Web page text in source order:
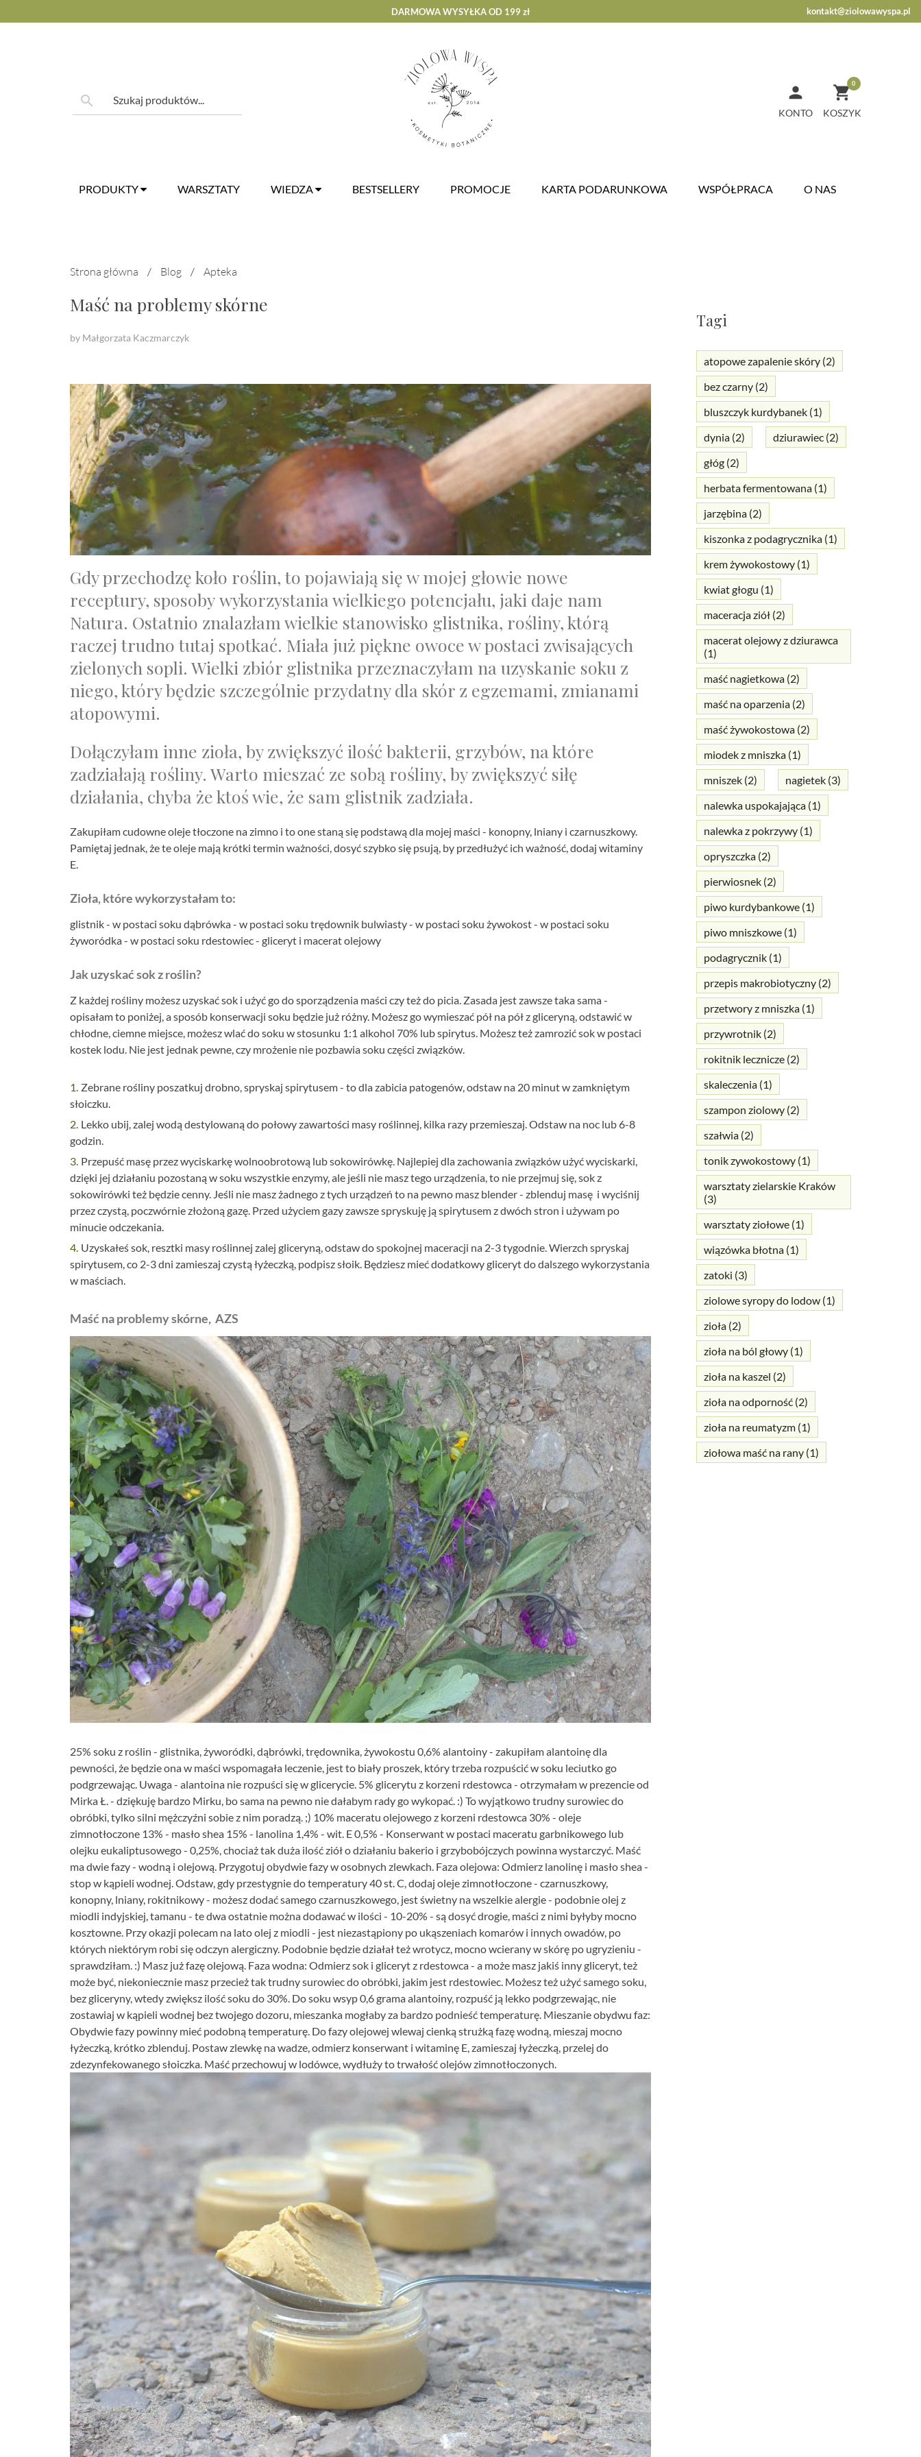
to
DARMOWA WYSYŁKA OD 199 zł kontakt@ziolowawyspa.pl
search 0

KONTO
PRODUKTY WARSZTATY WIEDZA BESTSELLERY PROMOCJE KARTA PODARUNKOWA WSPÓŁPRACA O NAS
Strona główna / Blog / Apteka
Maść na problemy skórne
by Małgorzata Kaczmarczyk
Gdy przechodzę koło roślin, to pojawiają się w mojej głowie nowe
receptury, sposoby wykorzystania wielkiego potencjału, jaki daje nam
Natura. Ostatnio znalazłam wielkie stanowisko glistnika, rośliny, którą
raczej trudno tutaj spotkać. Miała już piękne owoce w postaci zwisających
zielonych sopli. Wielki zbiór glistnika przeznaczyłam na uzyskanie soku z
niego, który będzie szczególnie przydatny dla skór z egzemami, zmianami
atopowymi.
Dołączyłam inne zioła, by zwiększyć ilość bakterii, grzybów, na które
zadziałają rośliny. Warto mieszać ze sobą rośliny, by zwiększyć siłę
działania, chyba że ktoś wie, że sam glistnik zadziała.
Zakupiłam cudowne oleje tłoczone na zimno i to one staną się podstawą dla mojej maści - konopny, lniany i czarnuszkowy.
Pamiętaj jednak, że te oleje mają krótki termin ważności, dosyć szybko się psują, by przedłużyć ich ważność, dodaj witaminy
E.
Zioła, które wykorzystałam to:
glistnik - w postaci soku dąbrówka - w postaci soku trędownik bulwiasty - w postaci soku żywokost - w postaci soku
żyworódka - w postaci soku rdestowiec - gliceryt i macerat olejowy
Jak uzyskać sok z roślin?
Z każdej rośliny możesz uzyskać sok i użyć go do sporządzenia maści czy też do picia. Zasada jest zawsze taka sama -
opisałam to poniżej, a sposób konserwacji soku będzie już różny. Możesz go wymieszać pół na pół z gliceryną, odstawić w
chłodne, ciemne miejsce, możesz wlać do soku w stosunku 1:1 alkohol 70% lub spirytus. Możesz też zamrozić sok w postaci
kostek lodu. Nie jest jednak pewne, czy mrożenie nie pozbawia soku części związków.
Zebrane rośliny poszatkuj drobno, spryskaj spirytusem - to dla zabicia patogenów, odstaw na 20 minut w zamkniętym
słoiczku.
Lekko ubij, zalej wodą destylowaną do połowy zawartości masy roślinnej, kilka razy przemieszaj. Odstaw na noc lub 6-8
godzin.
Przepuść masę przez wyciskarkę wolnoobrotową lub sokowirówkę. Najlepiej dla zachowania związków użyć wyciskarki,
dzięki jej działaniu pozostaną w soku wszystkie enzymy, ale jeśli nie masz tego urządzenia, to nie przejmuj się, sok z
sokowirówki też będzie cenny. Jeśli nie masz żadnego z tych urządzeń to na pewno masz blender - zblenduj masę i wyciśnij
przez czystą, poczwórnie złożoną gazę. Przed użyciem gazy zawsze spryskuję ją spirytusem z dwóch stron i używam po
minucie odczekania.
Uzyskałeś sok, resztki masy roślinnej zalej gliceryną, odstaw do spokojnej maceracji na 2-3 tygodnie. Wierzch spryskaj
spirytusem, co 2-3 dni zamieszaj czystą łyżeczką, podpisz słoik. Będziesz mieć dodatkowy gliceryt do dalszego wykorzystania
w maściach.
Maść na problemy skórne, AZS
25% soku z roślin - glistnika, żyworódki, dąbrówki, trędownika, żywokostu 0,6% alantoiny - zakupiłam alantoinę dla
pewności, że będzie ona w maści wspomagała leczenie, jest to biały proszek, który trzeba rozpuścić w soku leciutko go
podgrzewając. Uwaga - alantoina nie rozpuści się w glicerycie. 5% glicerytu z korzeni rdestowca - otrzymałam w prezencie od
Mirka Ł. - dziękuję bardzo Mirku, bo sama na pewno nie dałabym rady go wykopać. :) To wyjątkowo trudny surowiec do
obróbki, tylko silni mężczyźni sobie z nim poradzą. ;) 10% maceratu olejowego z korzeni rdestowca 30% - oleje
zimnotłoczone 13% - masło shea 15% - lanolina 1,4% - wit. E 0,5% - Konserwant w postaci maceratu garbnikowego lub
olejku eukaliptusowego - 0,25%, chociaż tak duża ilość ziół o działaniu bakerio i grzybobójczych powinna wystarczyć. Maść
ma dwie fazy - wodną i olejową. Przygotuj obydwie fazy w osobnych zlewkach. Faza olejowa: Odmierz lanolinę i masło shea -
stop w kąpieli wodnej. Odstaw, gdy przestygnie do temperatury 40 st. C, dodaj oleje zimnotłoczone - czarnuszkowy,
konopny, lniany, rokitnikowy - możesz dodać samego czarnuszkowego, jest świetny na wszelkie alergie - podobnie olej z
miodli indyjskiej, tamanu - te dwa ostatnie można dodawać w ilości - 10-20% - są dosyć drogie, maści z nimi byłyby mocno
kosztowne. Przy okazji polecam na lato olej z miodli - jest niezastąpiony po ukąszeniach komarów i innych owadów, po
których niektórym robi się odczyn alergiczny. Podobnie będzie działał też wrotycz, mocno wcierany w skórę po ugryzieniu -
sprawdziłam. :) Masz już fazę olejową. Faza wodna: Odmierz sok i gliceryt z rdestowca - a może masz jakiś inny gliceryt, też
może być, niekoniecznie masz przecież tak trudny surowiec do obróbki, jakim jest rdestowiec. Możesz też użyć samego soku,
bez gliceryny, wtedy zwiększ ilość soku do 30%. Do soku wsyp 0,6 grama alantoiny, rozpuść ją lekko podgrzewając, nie
zostawiaj w kąpieli wodnej bez twojego dozoru, mieszanka mogłaby za bardzo podnieść temperaturę. Mieszanie obydwu faz:
Obydwie fazy powinny mieć podobną temperaturę. Do fazy olejowej wlewaj cienką strużką fazę wodną, mieszaj mocno
łyżeczką, krótko zblenduj. Postaw zlewkę na wadze, odmierz konserwant i witaminę E, zamieszaj łyżeczką, przelej do
zdezynfekowanego słoiczka. Maść przechowuj w lodówce, wydłuży to trwałość olejów zimnotłoczonych.
Tagi
atopowe zapalenie skóry(2)
bez czarny(2)
bluszczyk kurdybanek(1)
dynia(2) dziurawiec(2)
głóg(2)
herbata fermentowana(1)
jarzębina(2)
kiszonka z podagrycznika(1)
krem żywokostowy(1)
kwiat głogu (1)
maceracja ziół(2)
macerat olejowy z dziurawca
(1)
maść nagietkowa(2)
maść na oparzenia(2)
maść żywokostowa(2)
miodek z mniszka(1)
mniszek(2) nagietek(3)
nalewka uspokajająca(1)
nalewka z pokrzywy(1)
opryszczka(2)
pierwiosnek(2)
piwo kurdybankowe(1)
piwo mniszkowe(1)
podagrycznik(1)
przepis makrobiotyczny(2)
przetwory z mniszka(1)
przywrotnik(2)
rokitnik lecznicze(2)
skaleczenia(1)
szampon ziolowy(2)
szałwia(2)
tonik zywokostowy(1)
warsztaty zielarskie Kraków
(3)
warsztaty ziołowe(1)
wiązówka błotna(1)
zatoki (3)
ziolowe syropy do lodow(1)
zioła(2)
zioła na ból głowy(1)
zioła na kaszel (2)
zioła na odporność(2)
zioła na reumatyzm(1)
ziołowa maść na rany(1)